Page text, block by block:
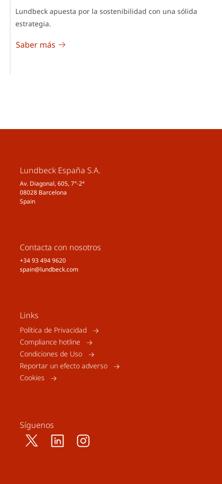
Lundbeck apuesta por la sostenibilidad con una sólida
estrategia.
Saber más
Lundbeck España S.A.
Av. Diagonal, 605, 7°-2ª
08028 Barcelona
Spain
Contacta con nosotros
+34 93 494 9620
spain@lundbeck.com
Links
Política de Privacidad
Compliance hotline
Condiciones de Uso
Reportar un efecto adverso
Cookies
Síguenos